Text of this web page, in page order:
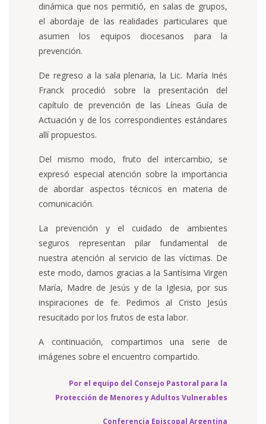
dinámica que nos permitió, en salas de grupos,
el abordaje de las realidades particulares que
asumen los equipos diocesanos para la
prevención.
De regreso a la sala plenaria, la Lic. María Inés
Franck procedió sobre la presentación del
capítulo de prevención de las Líneas Guía de
Actuación y de los correspondientes estándares
allí propuestos.
Del mismo modo, fruto del intercambio, se
expresó especial atención sobre la importancia
de abordar aspectos técnicos en materia de
comunicación.
La prevención y el cuidado de ambientes
seguros representan pilar fundamental de
nuestra atención al servicio de las víctimas. De
este modo, damos gracias a la Santísima Virgen
María, Madre de Jesús y de la Iglesia, por sus
inspiraciones de fe. Pedimos al Cristo Jesús
resucitado por los frutos de esta labor.
A continuación, compartimos una serie de
imágenes sobre el encuentro compartido.
Por el equipo del Consejo Pastoral para la
Protección de Menores y Adultos Vulnerables
Conferencia Episcopal Argentina